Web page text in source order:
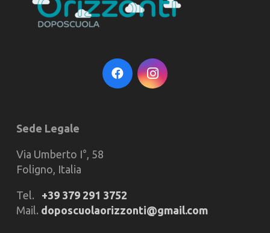
Sede Legale
Via Umberto I°, 58
Foligno, Italia
Tel. +39 379 291 3752
Mail. doposcuolaorizzonti@gmail.com